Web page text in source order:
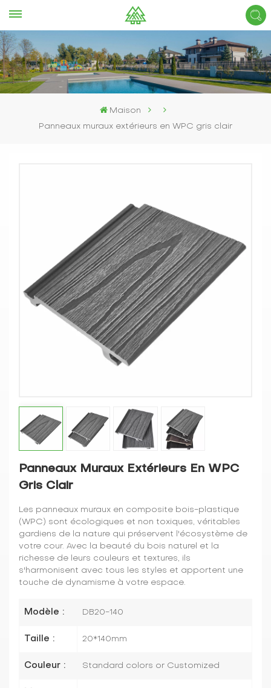
Maison
Panneaux muraux extérieurs en WPC gris clair
Panneaux Muraux Extérieurs En WPC
Gris Clair
Les panneaux muraux en composite bois-plastique
(WPC) sont écologiques et non toxiques, véritables
gardiens de la nature qui préservent l'écosystème de
votre cour. Avec la beauté du bois naturel et la
richesse de leurs couleurs et textures, ils
s'harmonisent avec tous les styles et apportent une
touche de dynamisme à votre espace.
Modèle : DB20-140
Taille : 20*140mm
Couleur : Standard colors or Customized